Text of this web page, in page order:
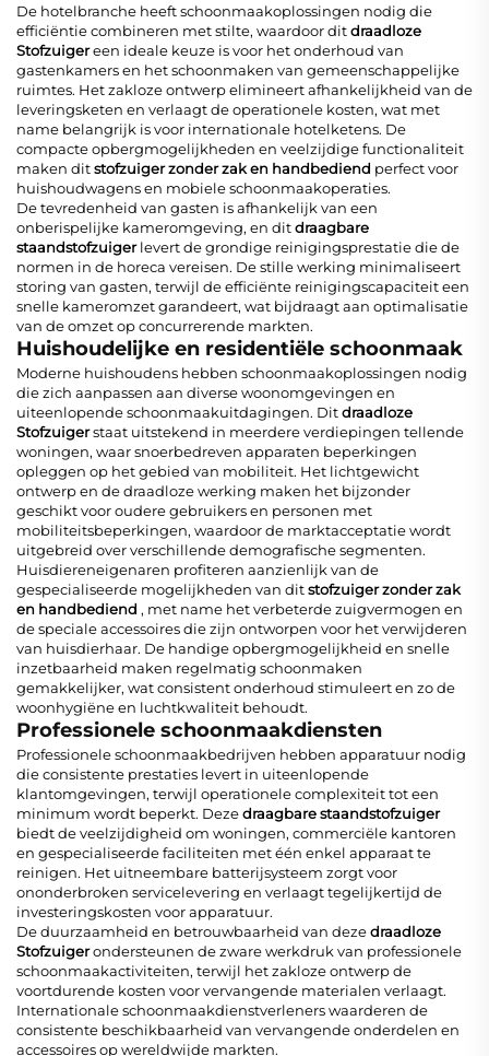
De hotelbranche heeft schoonmaakoplossingen nodig die
efficiëntie combineren met stilte, waardoor ditdraadloze
Stofzuigereen ideale keuze is voor het onderhoud van
gastenkamers en het schoonmaken van gemeenschappelijke
ruimtes. Het zakloze ontwerp elimineert afhankelijkheid van de
leveringsketen en verlaagt de operationele kosten, wat met
name belangrijk is voor internationale hotelketens. De
compacte opbergmogelijkheden en veelzijdige functionaliteit
maken ditstofzuiger zonder zak en handbediend perfect voor
huishoudwagens en mobiele schoonmaakoperaties.
De tevredenheid van gasten is afhankelijk van een
onberispelijke kameromgeving, en ditdraagbare
staandstofzuigerlevert de grondige reinigingsprestatie die de
normen in de horeca vereisen. De stille werking minimaliseert
storing van gasten, terwijl de efficiënte reinigingscapaciteit een
snelle kameromzet garandeert, wat bijdraagt aan optimalisatie
van de omzet op concurrerende markten.
Huishoudelijke en residentiële schoonmaak
Moderne huishoudens hebben schoonmaakoplossingen nodig
die zich aanpassen aan diverse woonomgevingen en
uiteenlopende schoonmaakuitdagingen. Ditdraadloze
Stofzuigerstaat uitstekend in meerdere verdiepingen tellende
woningen, waar snoerbedreven apparaten beperkingen
opleggen op het gebied van mobiliteit. Het lichtgewicht
ontwerp en de draadloze werking maken het bijzonder
geschikt voor oudere gebruikers en personen met
mobiliteitsbeperkingen, waardoor de marktacceptatie wordt
uitgebreid over verschillende demografische segmenten.
Huisdiereneigenaren profiteren aanzienlijk van de
gespecialiseerde mogelijkheden van ditstofzuiger zonder zak
en handbediend , met name het verbeterde zuigvermogen en
de speciale accessoires die zijn ontworpen voor het verwijderen
van huisdierhaar. De handige opbergmogelijkheid en snelle
inzetbaarheid maken regelmatig schoonmaken
gemakkelijker, wat consistent onderhoud stimuleert en zo de
woonhygiëne en luchtkwaliteit behoudt.
Professionele schoonmaakdiensten
Professionele schoonmaakbedrijven hebben apparatuur nodig
die consistente prestaties levert in uiteenlopende
klantomgevingen, terwijl operationele complexiteit tot een
minimum wordt beperkt. Dezedraagbare staandstofzuiger
biedt de veelzijdigheid om woningen, commerciële kantoren
en gespecialiseerde faciliteiten met één enkel apparaat te
reinigen. Het uitneembare batterijsysteem zorgt voor
ononderbroken servicelevering en verlaagt tegelijkertijd de
investeringskosten voor apparatuur.
De duurzaamheid en betrouwbaarheid van dezedraadloze
Stofzuigerondersteunen de zware werkdruk van professionele
schoonmaakactiviteiten, terwijl het zakloze ontwerp de
voortdurende kosten voor vervangende materialen verlaagt.
Internationale schoonmaakdienstverleners waarderen de
consistente beschikbaarheid van vervangende onderdelen en
accessoires op wereldwijde markten.